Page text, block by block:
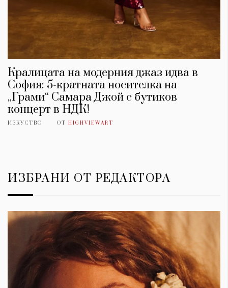
Кралицата на модерния джаз идва в
София: 5-кратната носителка на
„Грами“ Самара Джой с бутиков
концерт в НДК!
ИЗКУСТВО ОТ HIGHVIEWART
ИЗБРАНИ ОТ РЕДАКТОРА
Подкасти
Изкуство
Красота
Цветно
Гурме
Пътувай
Wellness
Условия за
ползване
За нас
Реклама
Политика за
поверителност
ModerenDom
СЛЕДВАЙТЕ НИ
Ако нашият сайт ви харесва, можете да се абонирате за
седмичния ни нюзлетър тук:
© 2026, HighViewArt | Всички права запазени